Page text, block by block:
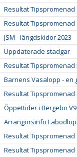
Resultat Tipspromenad
Resultat Tipspromenad
JSM - längdskidor 2023
Uppdaterade stadgar
Resultat Tipspromenad
Barnens Vasalopp - en
Resultat Tipspromenad
Öppettider i Bergebo V9
Arrangörsinfo
Resultat
Resultat Tipspromenad